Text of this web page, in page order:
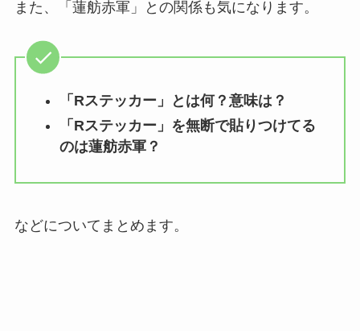
また、「蓮舫赤軍」との関係も気になります。
「Rステッカー」とは何？意味は？
「Rステッカー」を無断で貼りつけてる
のは蓮舫赤軍？
などについてまとめます。